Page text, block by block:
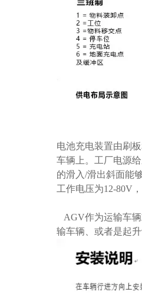
电池充电装置由刷
车辆上。工厂电源
的滑入/滑出斜面能
工作电压为12-80V
AGV作为运输车
输车辆、或者是起